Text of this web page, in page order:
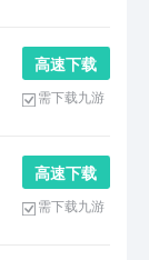
高 速 下 载
需下载九游
高 速 下 载
需下载九游